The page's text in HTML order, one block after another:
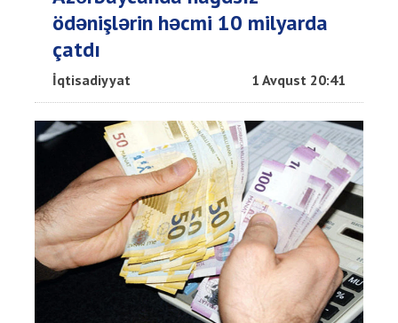
ödənişlərin həcmi 10 milyarda
çatdı
İqtisadiyyat 1 Avqust 20:41